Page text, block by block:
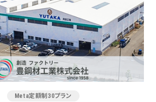
Meta定額制30プラン